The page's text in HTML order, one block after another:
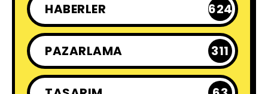
HABERLER 624
PAZARLAMA 311